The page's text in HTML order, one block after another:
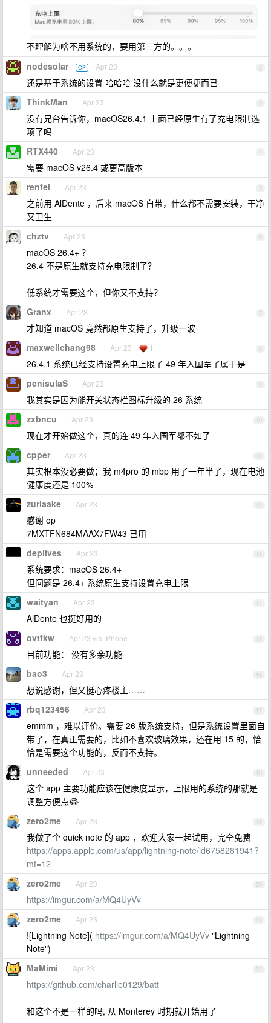
不理解为啥不用系统的，要用第三方的。。。
2
nodesolar OP Apr 23
还是基于系统的设置 哈哈哈 没什么就是更便捷而已
3
ThinkMan Apr 23
没有兄台告诉你，macOS26.4.1 上面已经原生有了充电限制选
项了吗
4
RTX440 Apr 23
需要 macOS v26.4 或更高版本
5
renfei Apr 23
之前用 AlDente ，后来 macOS 自带，什么都不需要安装，干净
又卫生
6
chztv Apr 23
macOS 26.4+ ？
26.4 不是原生就支持充电限制了？
低系统才需要这个，但你又不支持？
7
Granx Apr 23
才知道 macOS 竟然都原生支持了，升级一波
8
maxwellchang98 Apr 23 1
26.4.1 系统已经支持设置充电上限了 49 年入国军了属于是
9
penisulaS Apr 23
我其实是因为能开关状态栏图标升级的 26 系统
10
zxbncu Apr 23
现在才开始做这个，真的连 49 年入国军都不如了
11
cpper Apr 23
其实根本没必要做；我 m4pro 的 mbp 用了一年半了，现在电池
健康度还是 100%
12
zuriaake Apr 23
感谢 op
7MXTFN684MAAX7FW43 已用
13
deplives Apr 23
系统要求：macOS 26.4+
但问题是 26.4+ 系统原生支持设置充电上限
14
waityan Apr 23
AlDente 也挺好用的
15
ovtfkw Apr 23 via iPhone
目前功能： 没有多余功能
16
bao3 Apr 23
想说感谢，但又挺心疼楼主……
17
rbq123456 Apr 23
emmm ，难以评价。需要 26 版系统支持，但是系统设置里面自
带了，在真正需要的，比如不喜欢玻璃效果，还在用 15 的，恰
恰是需要这个功能的，反而不支持。
18
unneeded Apr 23
这个 app 主要功能应该在健康度显示，上限用的系统的那就是
调整方便点😂
19
zero2me Apr 23
我做了个 quick note 的 app ，欢迎大家一起试用，完全免费
https://apps.apple.com/us/app/lightning-note/id6758281941?
mt=12
20
zero2me Apr 23
https://imgur.com/a/MQ4UyVv
21
zero2me Apr 23
![Lightning Note]( https://imgur.com/a/MQ4UyVv "Lightning
Note")
22
MaMimi Apr 23
https://github.com/charlie0129/batt
和这个不是一样的吗, 从 Monterey 时期就开始用了